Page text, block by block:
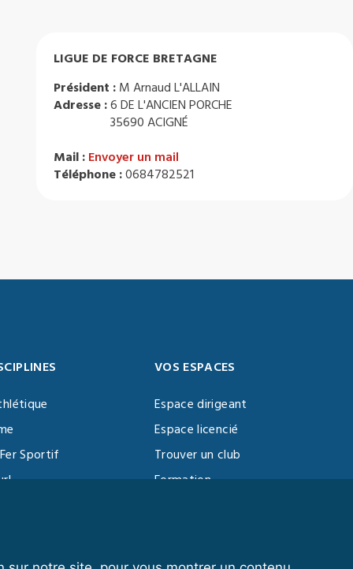
LIGUE DE FORCE BRETAGNE
Président : M Arnaud L'ALLAIN
Adresse :6 DE L'ANCIEN PORCHE
35690 ACIGNÉ
Mail : Envoyer un mail
Téléphone :0684782521
Sportif
VOS ESPACES
Espace dirigeant
Espace licencié
Trouver un club
Formation